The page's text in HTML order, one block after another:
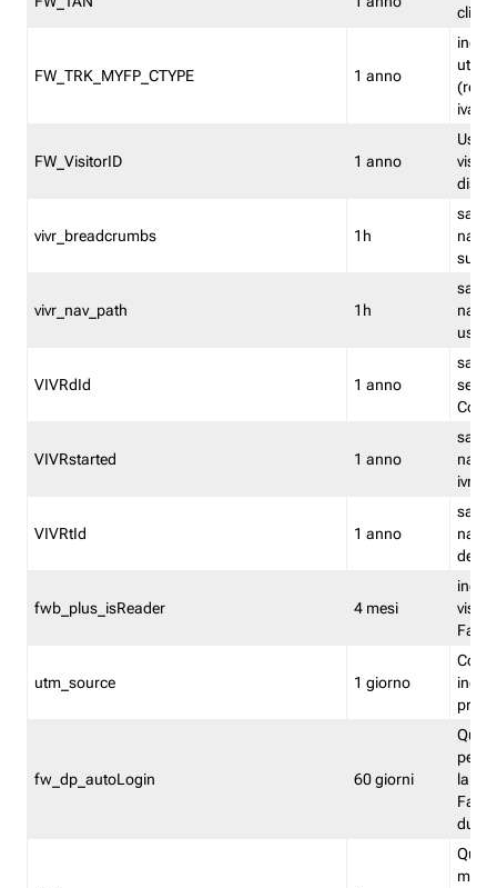
FW_TRK_MYFP_CTYPE 1 anno
iva/
FW_VisitorID 1 anno
vivr_breadcrumbs 1h
salva
su
vivr_nav_path 1h
salva
VIVRdId 1 anno
salva
Convy
VIVRstarted 1 anno
salva
ivr
VIVRtId 1 anno
salva
del
fwb_plus_isReader 4 mesi
utm_source 1 giorno
fw_dp_autoLogin 60 giorni
la